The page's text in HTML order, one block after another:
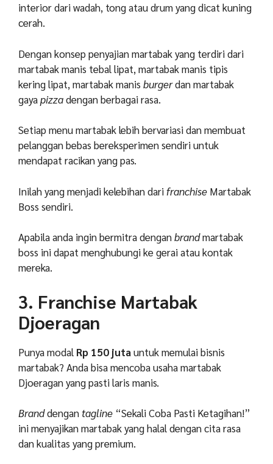
interior dari wadah, tong atau drum yang dicat kuning
cerah.
Dengan konsep penyajian martabak yang terdiri dari
martabak manis tebal lipat, martabak manis tipis
kering lipat, martabak manis burgerdan martabak
gayapizzadengan berbagai rasa.
Setiap menu martabak lebih bervariasi dan membuat
pelanggan bebas bereksperimen sendiri untuk
mendapat racikan yang pas.
Inilah yang menjadi kelebihan darifranchise Martabak
Boss sendiri.
Apabila anda ingin bermitra denganbrandmartabak
boss ini dapat menghubungi ke gerai atau kontak
mereka.
3. Franchise Martabak
Djoeragan
Punya modal Rp 150 jutauntuk memulai bisnis
martabak? Anda bisa mencoba usaha martabak
Djoeragan yang pasti laris manis.
Branddengantagline “Sekali Coba Pasti Ketagihan!”
ini menyajikan martabak yang halal dengan cita rasa
dan kualitas yang premium.